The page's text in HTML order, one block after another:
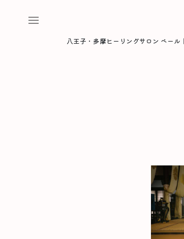
八王子・多摩ヒーリングサロン ベール